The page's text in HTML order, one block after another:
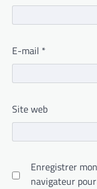
E-mail *
Site web
Enregistrer
navigateur